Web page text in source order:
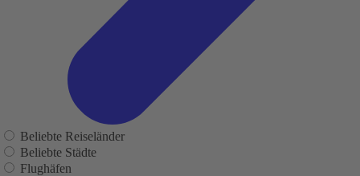
Beliebte Reiseländer
Beliebte Städte
Flughäfen